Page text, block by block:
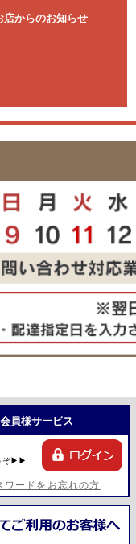
店からのお知らせ
会員様サービス
ぞ▶▶
ワードをお忘れの方